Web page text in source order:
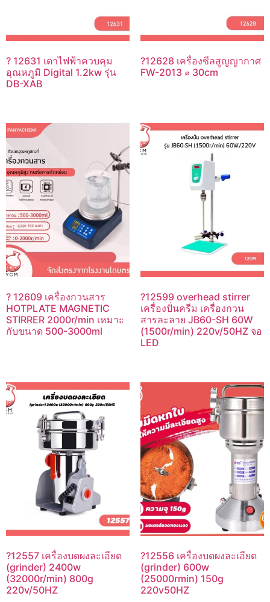
? 12631 เตาไฟฟ้าควบคุม
อุณหภูมิ Digital 1.2kw รุ่น
DB-XAB
?12628 เครื่องซีลสูญญากาศ
FW-2013 ⌀ 30cm
? 12609 เครื่องกวนสาร
HOTPLATE MAGNETIC
STIRRER 2000r/min เหมาะ
กับขนาด 500-3000ml
?12599 overhead stirrer
เครื่องปั่นครีม เครื่องกวน
สารละลาย JB60-SH 60W
(1500r/min) 220v/50HZ จอ
LED
?12557 เครื่องบดผงละเอียด
(grinder) 2400w
(32000r/min) 800g
220v/50HZ
?12556 เครื่องบดผงละเอียด
(grinder) 600w
(25000rmin) 150g
220v50HZ